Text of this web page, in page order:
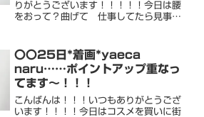
りがとうございます！！！！！今日は腰
をおって？曲げて 仕事してたら見事に
は。。。さて。。。完走しまして。。。
まだ欲しいものがたくさん！...
〇〇25日*着画*yaeca
naru……ポイントアップ重なっ
てます〜！！！
こんばんは！！！いつもありがとうござ
います！！！！今日はコスメを買いに街